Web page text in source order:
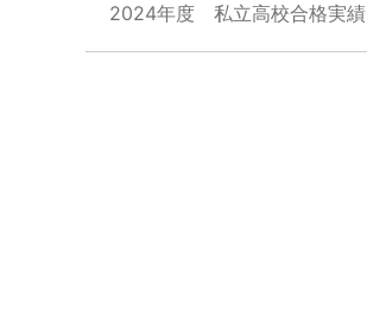
2024年度 私立高校合格実績